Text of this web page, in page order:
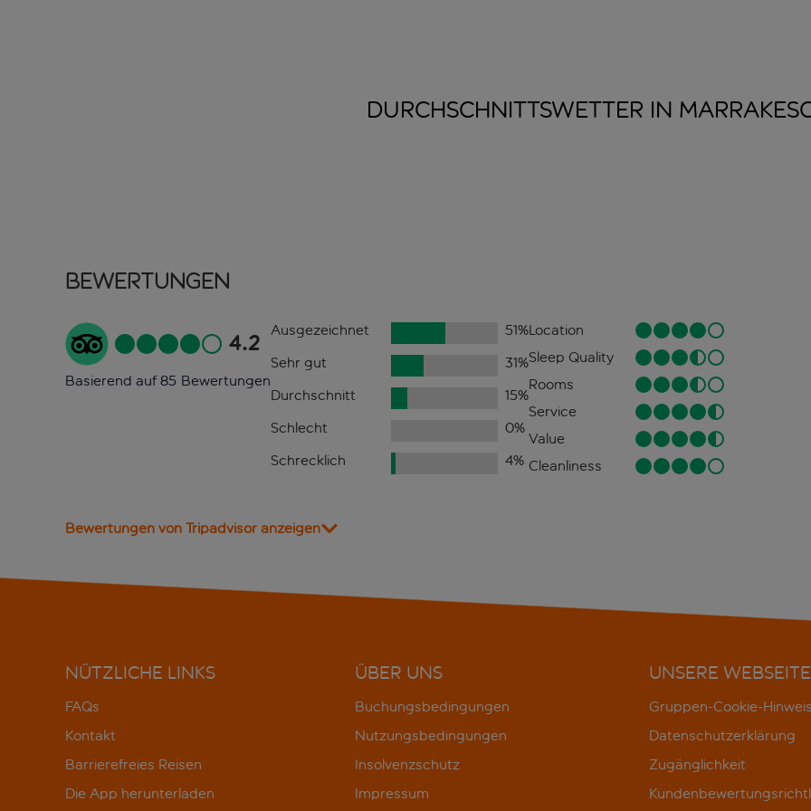
DURCHSCHNITTSWETTER IN
Bewertungen
4.2
Basierend auf 85 Bewertungen
Ausgezeichnet 51%
Sehr gut
31%
Durchschnitt
15%
Schlecht
0%
Schrecklich
4%
Location
Sleep Quality
Rooms
Service
Value
Cleanliness
Bewertungen von Tripadvisor anzeigen
NÜTZLICHE LINKS
FAQs
Kontakt
Barrierefreies Reisen
Die App herunterladen
ÜBER UNS
Buchungsbedingungen
Nutzungsbedingungen
Insolvenzschutz
Impressum
UNSERE WEBSEITE
Gruppen-Cookie-
Datenschutzerklärung
Zugänglichkeit